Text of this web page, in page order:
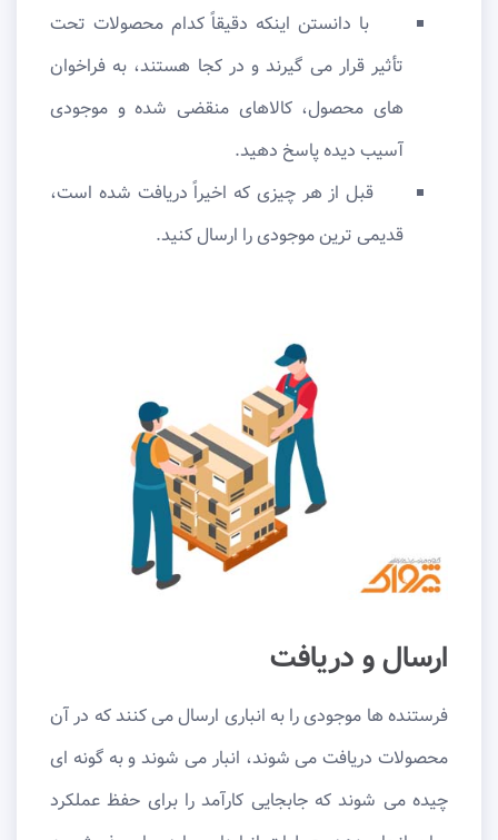
با دانستن اینکه دقیقاً کدام محصولات تحت
تأثیر قرار می گیرند و در کجا هستند، به فراخوان
های محصول، کالاهای منقضی شده و موجودی
آسیب دیده پاسخ دهید.
قبل از هر چیزی که اخیراً دریافت شده است،
قدیمی ترین موجودی را ارسال کنید.
ارسال و دریافت
فرستنده ‌ها موجودی را به انباری ارسال می ‌کنند که در آن
محصولات دریافت می ‌شوند، انبار می‌ شوند و به گونه ‌ای
چیده می ‌شوند که جابجایی کارآمد را برای حفظ عملکرد